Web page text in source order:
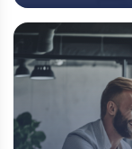
Doradcą
-
Modal